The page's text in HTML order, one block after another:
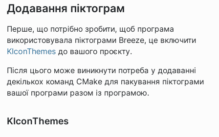
Додавання піктограм
Перше, що потрібно зробити, щоб програма
використовувала піктограми Breeze, це включити
KIconThemesдо вашого проєкту.
Після цього може виникнути потреба у додаванні
декількох команд CMake для пакування піктограми
вашої програми разом із програмою.
KIconThemes